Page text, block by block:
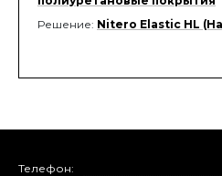
Решение: Nitero Elastic HL
Телефон: